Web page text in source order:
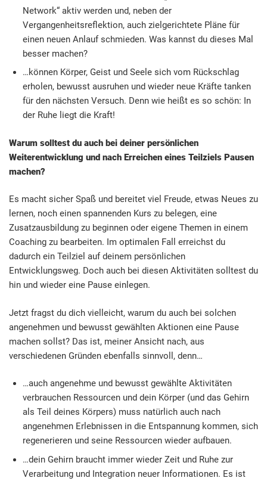
Network“ aktiv werden und, neben der
Vergangenheitsreflektion, auch zielgerichtete Pläne für
einen neuen Anlauf schmieden. Was kannst du dieses Mal
besser machen?
…können Körper, Geist und Seele sich vom Rückschlag
erholen, bewusst ausruhen und wieder neue Kräfte tanken
für den nächsten Versuch. Denn wie heißt es so schön: In
der Ruhe liegt die Kraft!
Warum solltest du auch bei deiner persönlichen
Weiterentwicklung und nach Erreichen eines Teilziels Pausen
machen?
Es macht sicher Spaß und bereitet viel Freude, etwas Neues zu
lernen, noch einen spannenden Kurs zu belegen, eine
Zusatzausbildung zu beginnen oder eigene Themen in einem
Coaching zu bearbeiten. Im optimalen Fall erreichst du
dadurch ein Teilziel auf deinem persönlichen
Entwicklungsweg. Doch auch bei diesen Aktivitäten solltest du
hin und wieder eine Pause einlegen.
Jetzt fragst du dich vielleicht, warum du auch bei solchen
angenehmen und bewusst gewählten Aktionen eine Pause
machen sollst? Das ist, meiner Ansicht nach, aus
verschiedenen Gründen ebenfalls sinnvoll, denn…
…auch angenehme und bewusst gewählte Aktivitäten
verbrauchen Ressourcen und dein Körper (und das Gehirn
als Teil deines Körpers) muss natürlich auch nach
angenehmen Erlebnissen in die Entspannung kommen, sich
regenerieren und seine Ressourcen wieder aufbauen.
…dein Gehirn braucht immer wieder Zeit und Ruhe zur
Verarbeitung und Integration neuer Informationen. Es ist